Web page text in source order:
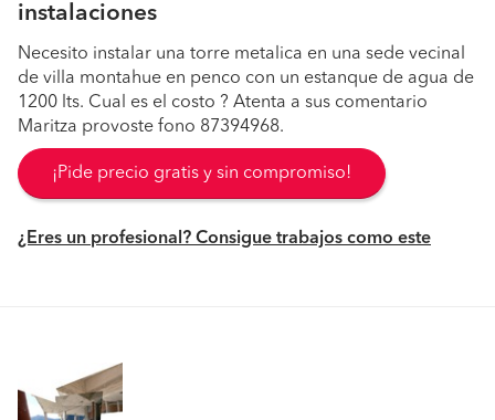
instalaciones
Necesito instalar una torre metalica en una sede vecinal
de villa montahue en penco con un estanque de agua de
1200 lts. Cual es el costo ? Atenta a sus comentario
Maritza provoste fono 87394968.
¡Pide precio gratis y sin compromiso!
¿Eres un profesional? Consigue trabajos como este